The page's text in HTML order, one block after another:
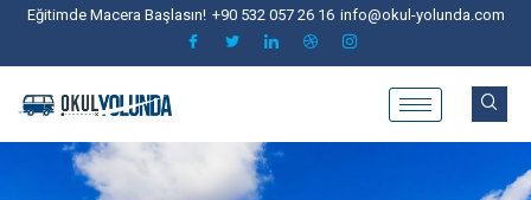
Eğitimde Macera Başlasın! +90 532 057 26 16 info@okul-yolunda.com